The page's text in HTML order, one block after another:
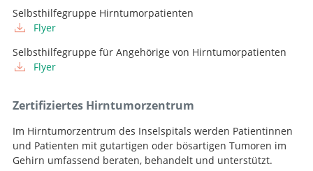
Selbsthilfegruppe Hirntumorpatienten
Flyer
Selbsthilfegruppe für Angehörige von Hirntumorpatienten
Flyer
Zertifiziertes Hirntumorzentrum
Im Hirntumorzentrum des Inselspitals werden Patientinnen
und Patienten mit gutartigen oder bösartigen Tumoren im
Gehirn umfassend beraten, behandelt und unterstützt.